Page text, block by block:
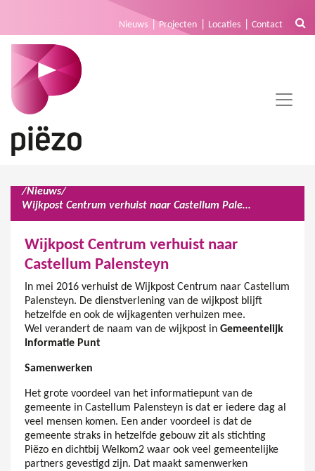
Nieuws Projecten Locaties Contact
/Nieuws/
Wijkpost Centrum verhuist naar Castellum Palensteyn
Wijkpost Centrum verhuist naar
Castellum Palensteyn
In mei 2016 verhuist de Wijkpost Centrum naar Castellum
Palensteyn. De dienstverlening van de wijkpost blijft
hetzelfde en ook de wijkagenten verhuizen mee.
Wel verandert de naam van de wijkpost in Gemeentelijk
Informatie Punt
Samenwerken
Het grote voordeel van het informatiepunt van de
gemeente in Castellum Palensteyn is dat er iedere dag al
veel mensen komen. Een ander voordeel is dat de
gemeente straks in hetzelfde gebouw zit als stichting
Piëzo en dichtbij Welkom2 waar ook veel gemeentelijke
partners gevestigd zijn. Dat maakt samenwerken